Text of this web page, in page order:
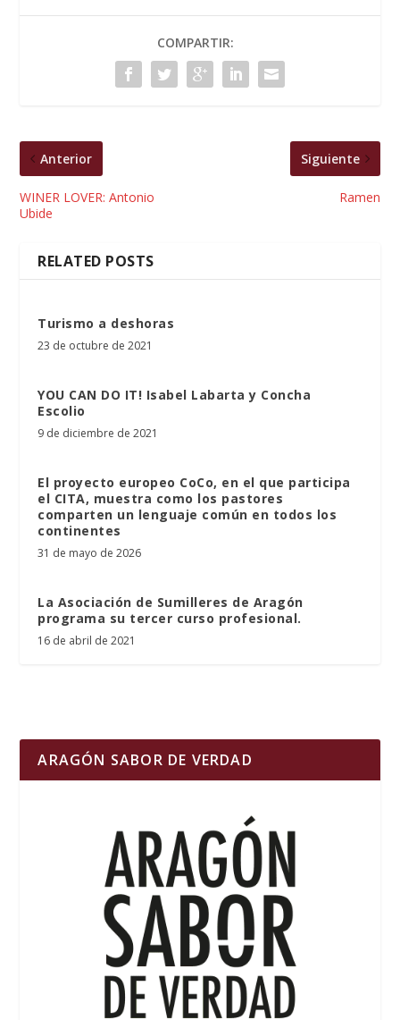
COMPARTIR:
Anterior
WINER LOVER: Antonio
Ubide
Siguiente
Ramen
RELATED POSTS
Turismo a deshoras
23 de octubre de 2021
YOU CAN DO IT! Isabel Labarta y Concha
Escolio
9 de diciembre de 2021
El proyecto europeo CoCo, en el que participa
el CITA, muestra como los pastores
comparten un lenguaje común en todos los
continentes
31 de mayo de 2026
La Asociación de Sumilleres de Aragón
programa su tercer curso profesional.
16 de abril de 2021
ARAGÓN SABOR DE VERDAD